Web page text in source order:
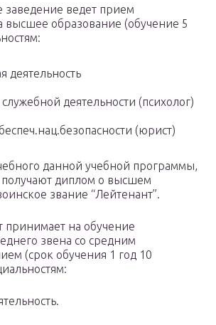
заведение ведет прием
высшее образование (обучение 5
деятельность
деятельности (психолог)
(юрист)
данной учебной программы,
диплом о высшем
звание “Лейтенант”.
принимает на обучение
звена со средним
(срок обучения 1 год 10